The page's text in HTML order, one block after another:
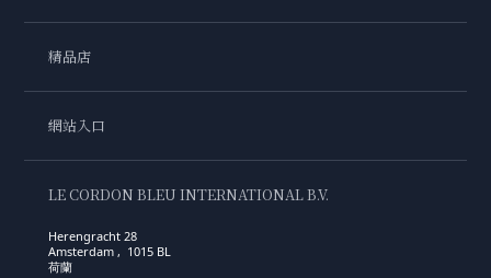
精品店
網站入口
LE CORDON BLEU INTERNATIONAL B.V.
Herengracht 28
Amsterdam , 1015 BL
荷蘭